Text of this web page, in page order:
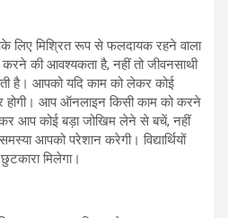
मिश्रित रूप से फलदायक रहने वाला
की आवश्यकता है, नहीं तो जीवनसाथी
है। आपको यदि काम को लेकर कोई
होगी। आप ऑनलाइन किसी काम को करने
आप कोई बड़ा जोखिम लेने से बचें, नहीं
आपको परेशान करेगी। विद्यार्थियों
मिलेगा।